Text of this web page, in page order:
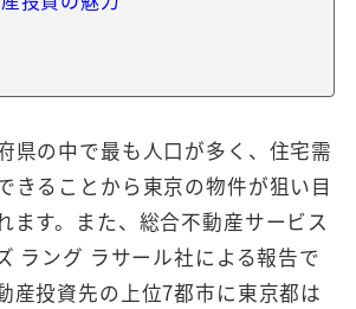
県の中で最も人口が多く、住宅需
きることから東京の物件が狙い目
ます。また、総合不動産サービス
ラング ラサール社による報告で
産投資先の上位7都市に東京都は